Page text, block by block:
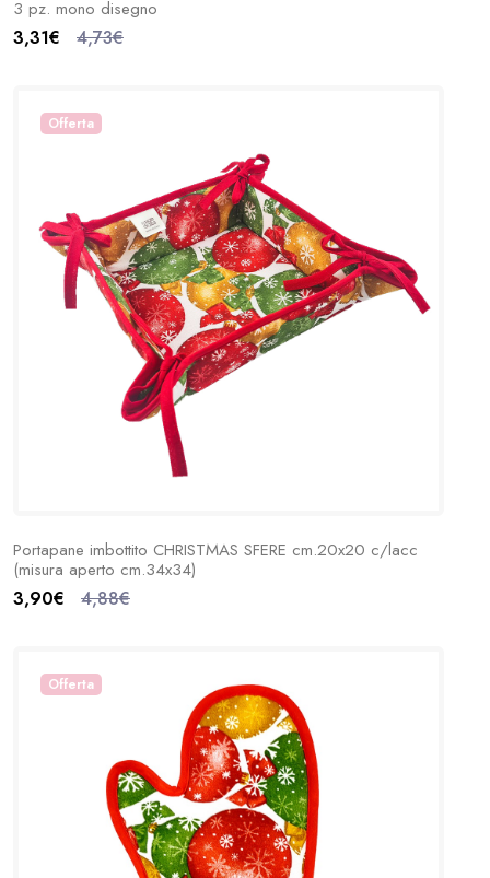
3 pz. mono disegno
3,31€ 4,73€
Offerta
Portapane imbottito CHRISTMAS SFERE cm.20x20 c/lacc
(misura aperto cm.34x34)
3,90€ 4,88€
Offerta